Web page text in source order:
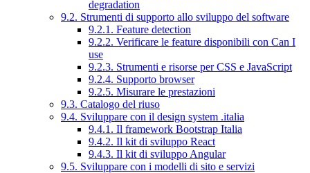
degradation
9.2. Strumenti di supporto allo sviluppo del software
9.2.1. Feature detection
9.2.2. Verificare le feature disponibili con Can I
use
9.2.3. Strumenti e risorse per CSS e JavaScript
9.2.4. Supporto browser
9.2.5. Misurare le prestazioni
9.3. Catalogo del riuso
9.4. Sviluppare con il design system .italia
9.4.1. Il framework Bootstrap Italia
9.4.2. Il kit di sviluppo React
9.4.3. Il kit di sviluppo Angular
9.5. Sviluppare con i modelli di sito e servizi